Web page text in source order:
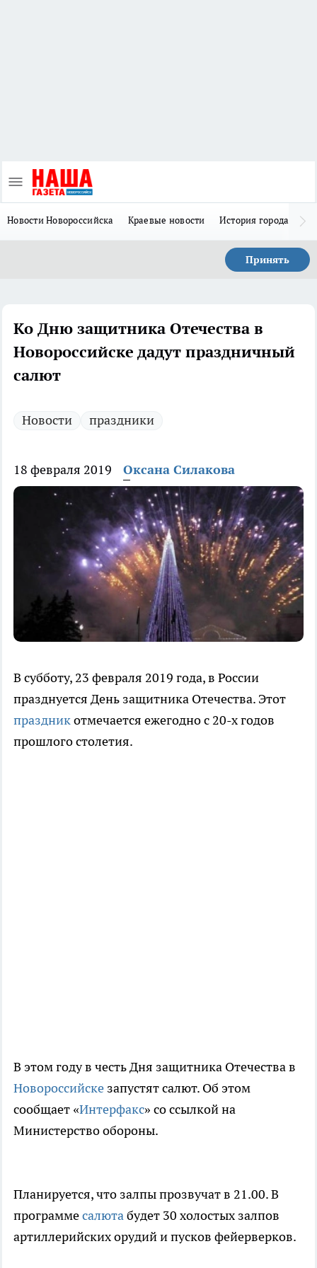
Новости Новороссийска Краевые новости История города Н
Принять
Ко Дню защитника Отечества в
Новороссийске дадут праздничный
салют
Новости праздники
18 февраля 2019 Оксана Силакова
В субботу, 23 февраля 2019 года, в России
празднуется День защитника Отечества. Этот
праздникотмечается ежегодно с 20-х годов
прошлого столетия.
В этом году в честь Дня защитника Отечества в
Новороссийске запустят салют. Об этом
сообщает «Интерфакс» со ссылкой на
Министерство обороны.
Планируется, что залпы прозвучат в 21.00. В
программесалютабудет 30 холостых залпов
артиллерийских орудий и пусков фейерверков.